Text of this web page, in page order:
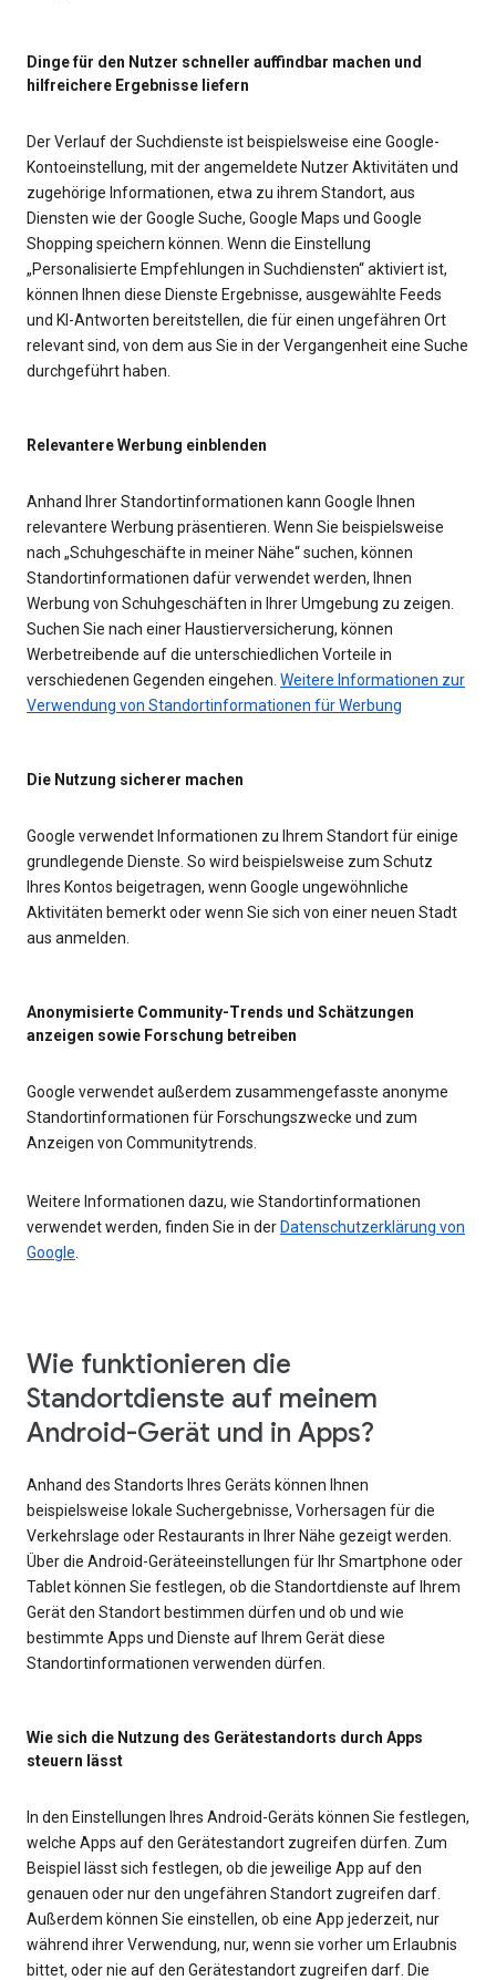
Dinge für den Nutzer schneller auffindbar machen und
hilfreichere Ergebnisse liefern
Der Verlauf der Suchdienste ist beispielsweise eine Google-
Kontoeinstellung, mit der angemeldete Nutzer Aktivitäten und
zugehörige Informationen, etwa zu ihrem Standort, aus
Diensten wie der Google Suche, Google Maps und Google
Shopping speichern können. Wenn die Einstellung
„Personalisierte Empfehlungen in Suchdiensten“ aktiviert ist,
können Ihnen diese Dienste Ergebnisse, ausgewählte Feeds
und KI-Antworten bereitstellen, die für einen ungefähren Ort
relevant sind, von dem aus Sie in der Vergangenheit eine Suche
durchgeführt haben.
Relevantere Werbung einblenden
Anhand Ihrer Standortinformationen kann Google Ihnen
relevantere Werbung präsentieren. Wenn Sie beispielsweise
nach „Schuhgeschäfte in meiner Nähe“ suchen, können
Standortinformationen dafür verwendet werden, Ihnen
Werbung von Schuhgeschäften in Ihrer Umgebung zu zeigen.
Suchen Sie nach einer Haustierversicherung, können
Werbetreibende auf die unterschiedlichen Vorteile in
verschiedenen Gegenden eingehen. Weitere Informationen zur
Verwendung von Standortinformationen für Werbung
Die Nutzung sicherer machen
Google verwendet Informationen zu Ihrem Standort für einige
grundlegende Dienste. So wird beispielsweise zum Schutz
Ihres Kontos beigetragen, wenn Google ungewöhnliche
Aktivitäten bemerkt oder wenn Sie sich von einer neuen Stadt
aus anmelden.
Anonymisierte Community-Trends und Schätzungen
anzeigen sowie Forschung betreiben
Google verwendet außerdem zusammengefasste anonyme
Standortinformationen für Forschungszwecke und zum
Anzeigen von Communitytrends.
Weitere Informationen dazu, wie Standortinformationen
verwendet werden, finden Sie in der Datenschutzerklärung von
Google
Wie funktionieren die
Standortdienste auf meinem
Android-Gerät und in Apps?
Anhand des Standorts Ihres Geräts können Ihnen
beispielsweise lokale Suchergebnisse, Vorhersagen für die
Verkehrslage oder Restaurants in Ihrer Nähe gezeigt werden.
Über die Android-Geräteeinstellungen für Ihr Smartphone oder
Tablet können Sie festlegen, ob die Standortdienste auf Ihrem
Gerät den Standort bestimmen dürfen und ob und wie
bestimmte Apps und Dienste auf Ihrem Gerät diese
Standortinformationen verwenden dürfen.
Wie sich die Nutzung des Gerätestandorts durch Apps
steuern lässt
In den Einstellungen Ihres Android-Geräts können Sie festlegen,
welche Apps auf den Gerätestandort zugreifen dürfen. Zum
Beispiel lässt sich festlegen, ob die jeweilige App auf den
genauen oder nur den ungefähren Standort zugreifen darf.
Außerdem können Sie einstellen, ob eine App jederzeit, nur
während ihrer Verwendung, nur, wenn sie vorher um Erlaubnis
bittet, oder nie auf den Gerätestandort zugreifen darf. Die